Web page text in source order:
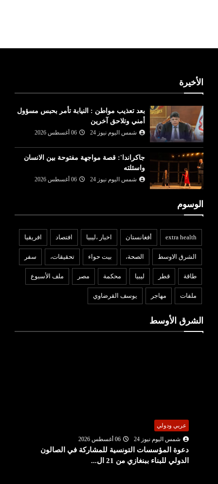
الأخيرة
بعد تعذيب مواطن : النيابة تأمر بحبس مسؤول
أمني وتلاحق آخرين
شمس اليوم نيوز 24 06 أغسطس 2026
جاكراندا': قصة مواجهة مفتوحة بين الانسان
واسئلته
شمس اليوم نيوز 24 06 أغسطس 2026
الوسوم
extra health أفغانستان اخبار ،ليبيا افتصاد افريقيا
الشرق الاوسط الصحة، بيت حواء تحقيقات، سفر
طاقة قطر ليبيا محكمة مصر ملف الأسبوع
ملفات مهاجر يوسف القرضاوي
الشرق الأوسط
عربي ودولي
شمس اليوم نيوز 24
06 أغسطس 2026
دعوة المؤسسات التونسية للمشاركة في الصالون
الدولي للبناء ببنغازي من 21 ال...